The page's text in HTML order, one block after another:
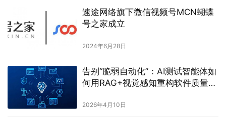
速途网络旗下微信视频号MCN蝴蝶
号之家成立
2024年6月28日
告别“脆弱自动化”：AI测试智能体如
何用RAG+视觉感知重构软件质量工
2026年4月10日